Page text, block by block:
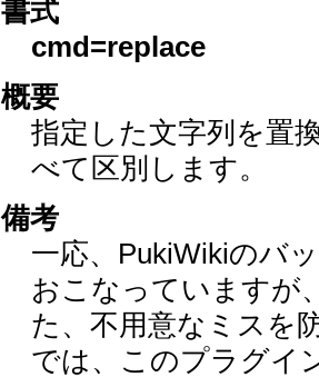
書式
cmd=replace
概要
指定した文字列を置
べて区別します。
備考
一応、PukiWikiのバ
おこなっていますが
た、不用意なミスを
では、このプラグイ